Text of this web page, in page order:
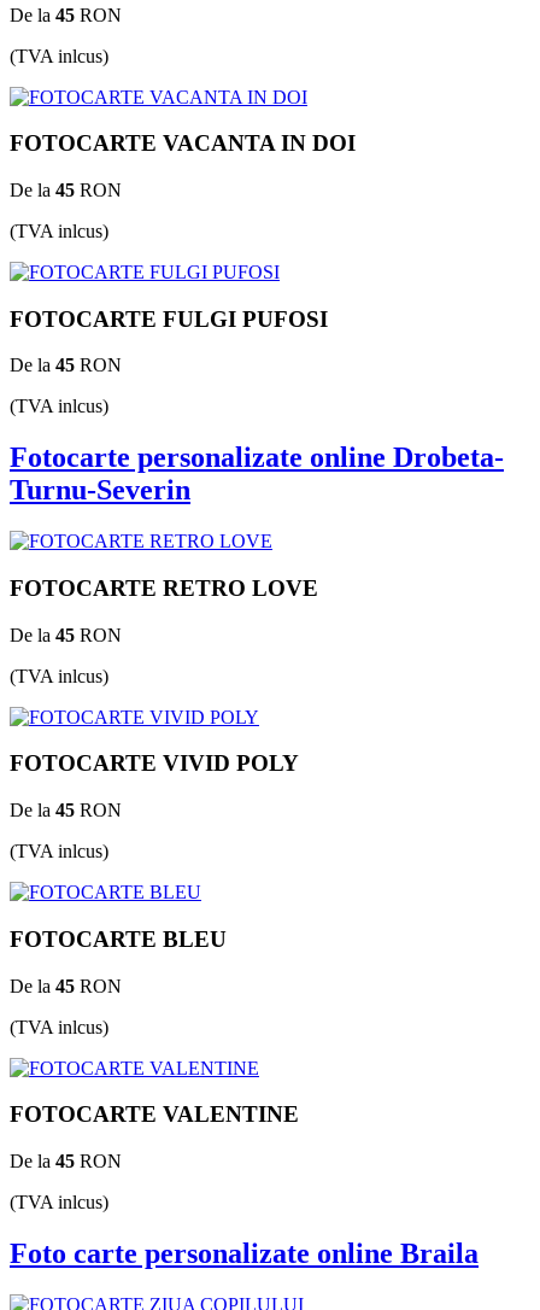
De la 45 RON
(TVA inlcus)
FOTOCARTE VACANTA IN DOI
De la 45 RON
(TVA inlcus)
FOTOCARTE FULGI PUFOSI
De la 45 RON
(TVA inlcus)
Fotocarte personalizate online Drobeta-
Turnu-Severin
FOTOCARTE RETRO LOVE
De la 45 RON
(TVA inlcus)
FOTOCARTE VIVID POLY
De la 45 RON
(TVA inlcus)
FOTOCARTE BLEU
De la 45 RON
(TVA inlcus)
FOTOCARTE VALENTINE
De la 45 RON
(TVA inlcus)
Foto carte personalizate online Braila